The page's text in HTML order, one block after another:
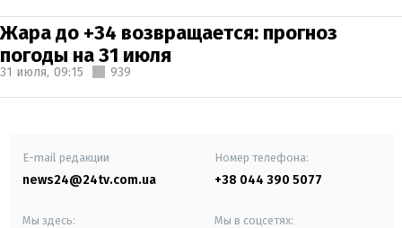
Жара до +34 возвращается: прогноз
погоды на 31 июля
31 июля, 09:15 939
E-mail редакции
news24@24tv.com.ua
Номер телефона:
+38 044 390 5077
Мы здесь: Мы в соцсетях: